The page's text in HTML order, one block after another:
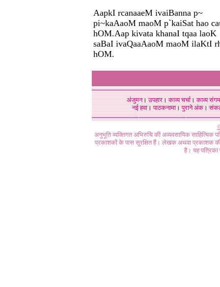
AapkI rcanaaeM ivaiBanna p~
pi~kaAaoM maoM p`kaiSat hao
hOM.Aap kivata khanaI tqaa laoK
saBaI ivaQaaAaoM maoM ilaKtI
hOM.
अंजुमन।उपहार।काव्य चर्चा।काव्य संगम
नई हवा। पाठकनामा। पुराने अंक।
अनुभूति व्यक्तिगत अभिरुचि की अव्यवसायिक
प्रकाशकों के पास सुरक्षित हैं। लेखक अथवा प्रकाशक की
है। यह पत्रिका